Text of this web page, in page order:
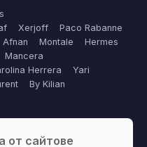
Xerjoff
Paco Rabanne
Afnan Montale
Hermes
Mancera
Herrera
Yari
By Kilian
от сайтове